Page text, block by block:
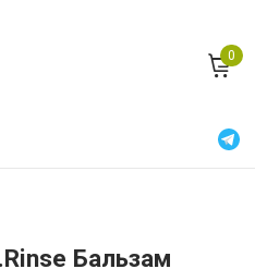
0
Бальзам